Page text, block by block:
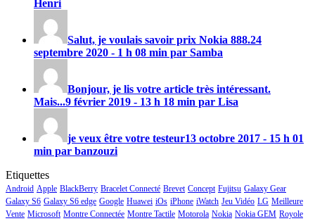
Henri
Salut, je voulais savoir prix Nokia 888.24
septembre 2020 - 1 h 08 min par Samba
Bonjour, je lis votre article très intéressant.
Mais...9 février 2019 - 13 h 18 min par Lisa
je veux être votre testeur13 octobre 2017 - 15 h 01
min par banzouzi
Etiquettes
Android Apple BlackBerry Bracelet Connecté Brevet Concept Fujitsu Galaxy Gear
Galaxy S6 Galaxy S6 edge Google Huawei iOs iPhone iWatch Jeu Vidéo LG Meilleure
Vente Microsoft Montre Connectée Montre Tactile Motorola Nokia Nokia GEM Royole